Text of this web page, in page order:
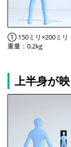
① 150ミリ×200ミリ
重量：0.2kg
上半身が